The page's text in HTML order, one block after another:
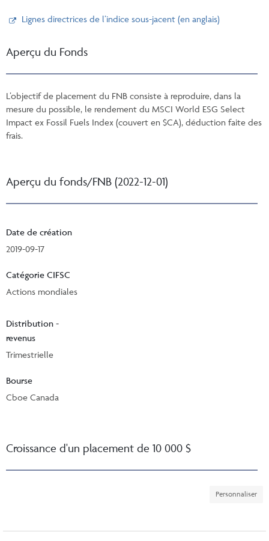
Lignes directrices de l’indice sous-jacent (en anglais)
Aperçu du Fonds
L’objectif de placement du FNB consiste à reproduire, dans la
mesure du possible, le rendement du MSCI World ESG Select
Impact ex Fossil Fuels Index (couvert en $CA), déduction faite des
frais.
Aperçu du fonds/FNB (2022-12-01)
Date de création
2019-09-17
Catégorie CIFSC
Actions mondiales
Distribution -
revenus
Trimestrielle
Bourse
Cboe Canada
Croissance d'un placement de 10 000 $
Personnaliser